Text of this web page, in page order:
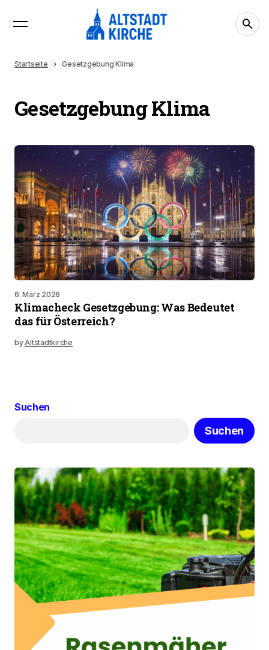
Startseite Gesetzgebung Klima
Gesetzgebung Klima
6. März 2026
Klimacheck Gesetzgebung: Was Bedeutet
das für Österreich?
byAltstadtkirche
Suchen
Suchen